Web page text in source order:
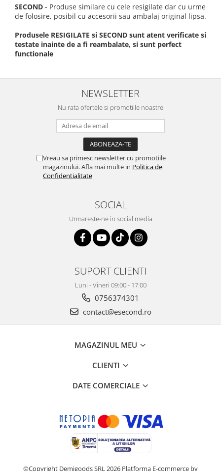
SECOND - Produse similare cu cele resigilate dar cu urme
de folosire, posibil cu accesorii sau ambalaj original lipsa.
Produsele RESIGILATE si SECOND sunt atent verificate si
testate inainte de a fi reambalate, si sunt perfect
functionale
NEWSLETTER
Nu rata ofertele si promotiile noastre
Vreau sa primesc newsletter cu promotiile
magazinului. Afla mai multe in Politica de
Confidentialitate
SOCIAL
Urmareste-ne in social media
SUPORT CLIENTI
Luni - Vineri 09:00 - 17:00
0756374301
contact@esecond.ro
MAGAZINUL MEU
CLIENTI
DATE COMERCIALE
©Copyright Demigoods SRL 2026 Platforma E-commerce by